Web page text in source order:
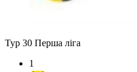
Тур 30 Перша ліга
1